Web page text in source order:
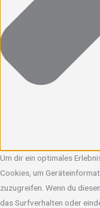
Um dir ein optimales
Cookies, um
zuzugreifen. Wenn du
das Surfverhalten oder